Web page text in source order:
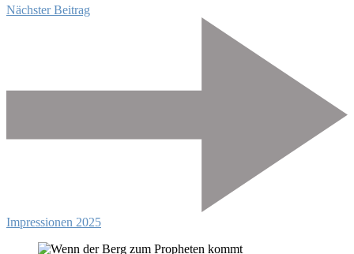
Nächster Beitrag
Impressionen 2025